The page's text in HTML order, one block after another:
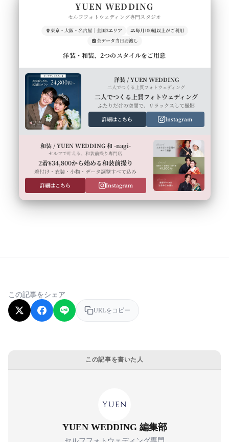
YUEN WEDDING
セルフフォトウェディング専門スタジオ
東京・大阪・名古屋｜全国3エリア
毎月100組以上がご利用
全データ当日お渡し
洋装・和装、2つのスタイルをご用意
洋装 / YUEN WEDDING
二人でつくる上質フォトウェディング
二人でつくる上質フォトウェディング
ふたりだけの空間で、リラックスして撮影
詳細はこちら
Instagram
和装 / YUEN WEDDING 和 -nagi-
セルフで叶える、和装前撮り専門店
2着¥34,800から始める和装前撮り
着付け・衣装・小物・データ調整すべて込み
詳細はこちら
Instagram
この記事をシェア
URLをコピー
この記事を書いた人
YUEN WEDDING 編集部